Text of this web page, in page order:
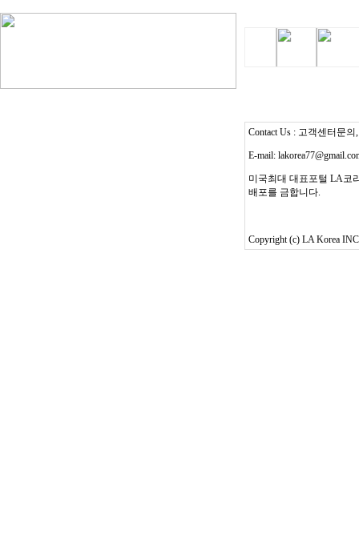
Contact Us : 고객센터문의
E-mail:
미국최대 대표포털 LA코
배포를 금합니다.
Copyright (c) LA Korea